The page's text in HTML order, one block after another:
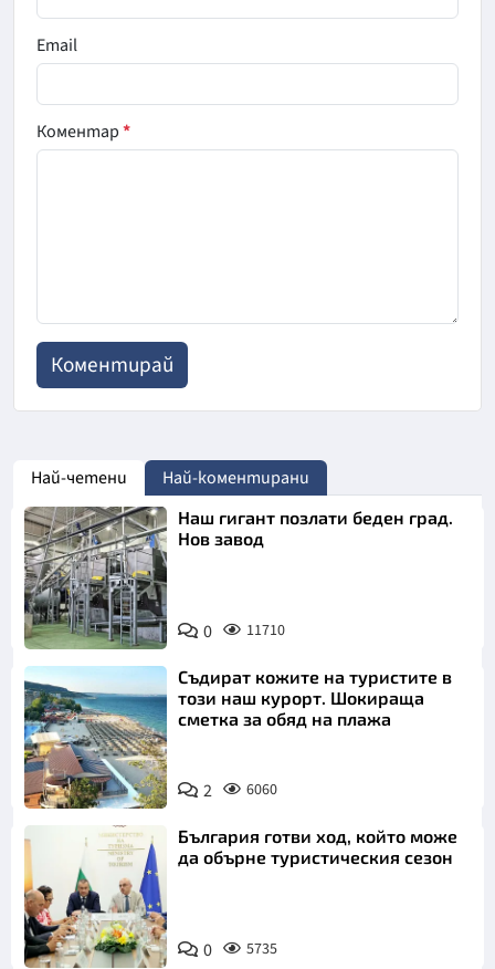
Email
Коментар*
Най-четени Най-коментирани
Наш гигант позлати беден град.
Нов завод
0 11710
Съдират кожите на туристите в
този наш курорт. Шокираща
сметка за обяд на плажа
2 6060
България готви ход, който може
да обърне туристическия сезон
0 5735